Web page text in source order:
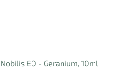
Nobilis EO - Geranium, 10ml